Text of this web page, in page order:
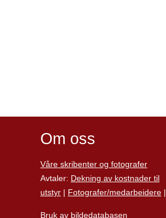
Om oss
Våre skribenter og fotografer
Avtaler: Dekning av kostnader til
utstyr| Fotografer/medarbeidere|
Bruk av bildedatabasen